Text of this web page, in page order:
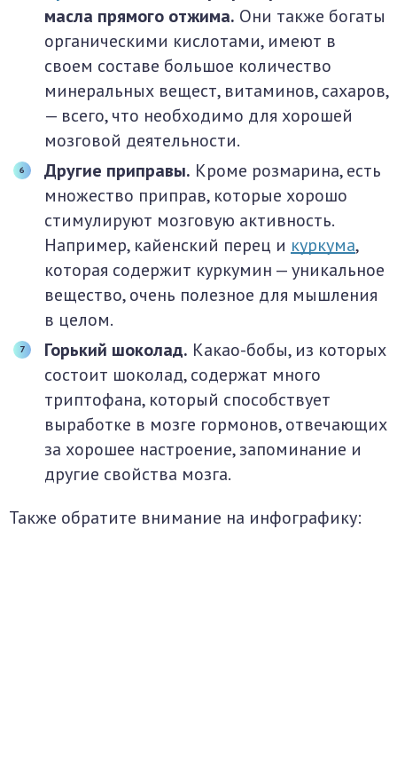
масла прямого отжима. Они также богаты
органическими кислотами, имеют в
своем составе большое количество
минеральных вещест, витаминов, сахаров,
— всего, что необходимо для хорошей
мозговой деятельности.
Другие приправы. Кроме розмарина, есть
множество приправ, которые хорошо
стимулируют мозговую активность.
Например, кайенский перец и куркума,
которая содержит куркумин — уникальное
вещество, очень полезное для мышления
в целом.
Горький шоколад. Какао-бобы, из которых
состоит шоколад, содержат много
триптофана, который способствует
выработке в мозге гормонов, отвечающих
за хорошее настроение, запоминание и
другие свойства мозга.
Также обратите внимание на инфографику: